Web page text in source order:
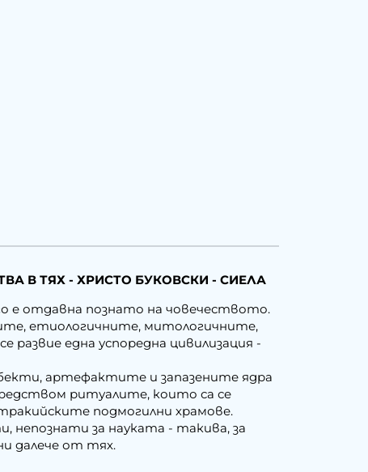
В ТЯХ - ХРИСТО БУКОВСКИ - СИЕЛА
е отдавна познато на човечеството.
етиологичните, митологичните,
една успоредна цивилизация -
артефактите и запазените ядра
ритуалите, които са се
подмогилни храмове.
непознати за науката - такива, за
далече от тях.